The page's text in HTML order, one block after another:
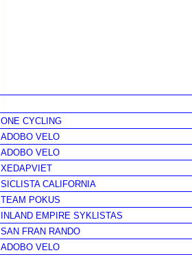
ONE CYCLING
ADOBO VELO
ADOBO VELO
XEDAPVIET
SICLISTA CALIFORNIA
TEAM POKUS
INLAND EMPIRE SYKLISTAS
SAN FRAN RANDO
ADOBO VELO